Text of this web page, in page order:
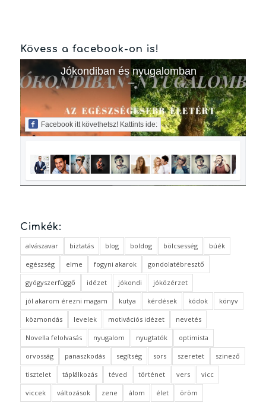
Kövess a facebook-on is!
Jókondiban és nyugalomban
Facebook itt követhetsz! Kattints ide:
Cimkék:
alvászavar biztatás blog boldog bölcsesség búék
egészség elme fogyni akarok gondolatébresztő
gyógyszerfüggő idézet jókondi jóközérzet
jól akarom érezni magam kutya kérdések kódok könyv
közmondás levelek motivációs idézet nevetés
Novella felolvasás nyugalom nyugtatók optimista
orvosság panaszkodás segítség sors szeretet szinező
tisztelet táplálkozás téved történet vers vicc
viccek változások zene álom élet öröm